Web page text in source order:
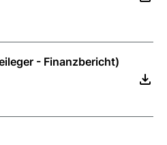
- Finanzbericht)